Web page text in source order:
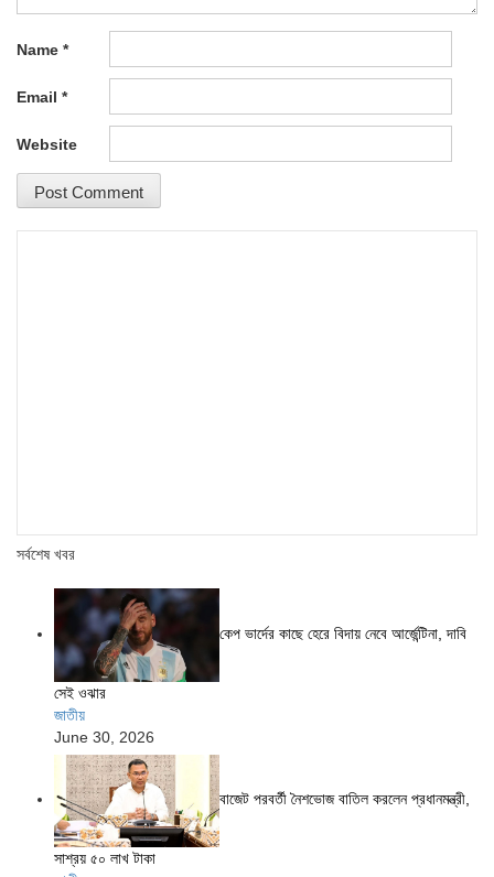
Name *
Email *
Website
সর্বশেষ খবর
কেপ ভার্দের কাছে হেরে বিদায় নেবে আর্জেন্টিনা, দাবি
সেই ওঝার
জাতীয়
June 30, 2026
বাজেট পরবর্তী নৈশভোজ বাতিল করলেন প্রধানমন্ত্রী,
সাশ্রয় ৫০ লাখ টাকা